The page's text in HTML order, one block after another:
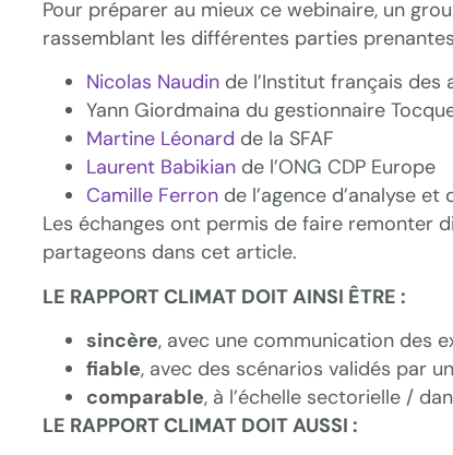
Pour préparer au mieux ce webinaire, un
rassemblant les différentes parties
Nicolas Naudin de l’Institut français des
Yann Giordmaina du gestionnaire
Martine Léonard de la SFAF
Laurent Babikian de l’ONG CDP Europe
Camille Ferron de l’agence d’analyse
Les échanges ont permis de faire remonter
partageons dans cet article.
LE RAPPORT CLIMAT DOIT AINSI ÊTRE :
sincère, avec une communication des
fiable, avec des scénarios validés par
comparable, à l’échelle sectorielle /
LE RAPPORT CLIMAT DOIT AUSSI :